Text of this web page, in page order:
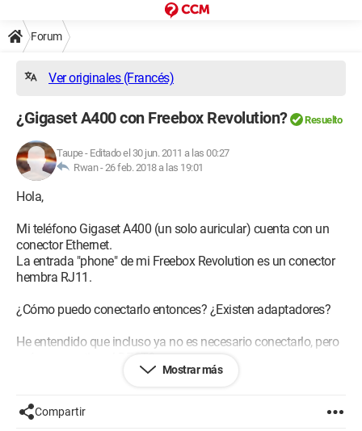
Forum
Ver originales (Francés)
¿Gigaset A400 con Freebox Revolution? Resuelto
Taupe- Editado el 30 jun. 2011 a las 00:27
Rwan -26 feb. 2018 a las 19:01
Hola,
Mi teléfono Gigaset A400 (un solo auricular) cuenta con un
conector Ethernet.
La entrada "phone" de mi Freebox Revolution es un conector
hembra RJ11.
¿Cómo puedo conectarlo entonces? ¿Existen adaptadores?
He entendido que incluso ya no es necesario conectarlo, pero
¿cómo se activa el DECT?
Configuración:
Mostrar más
Compartir